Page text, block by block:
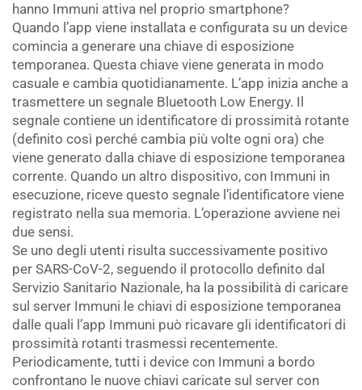
hanno Immuni attiva nel proprio smartphone?
Quando l’app viene installata e configurata su un device
comincia a generare una chiave di esposizione
temporanea. Questa chiave viene generata in modo
casuale e cambia quotidianamente. L’app inizia anche a
trasmettere un segnale Bluetooth Low Energy. Il
segnale contiene un identificatore di prossimità rotante
(definito così perché cambia più volte ogni ora) che
viene generato dalla chiave di esposizione temporanea
corrente. Quando un altro dispositivo, con Immuni in
esecuzione, riceve questo segnale l’identificatore viene
registrato nella sua memoria. L’operazione avviene nei
due sensi.
Se uno degli utenti risulta successivamente positivo
per SARS-CoV-2, seguendo il protocollo definito dal
Servizio Sanitario Nazionale, ha la possibilità di caricare
sul server Immuni le chiavi di esposizione temporanea
dalle quali l’app Immuni può ricavare gli identificatori di
prossimità rotanti trasmessi recentemente.
Periodicamente, tutti i device con Immuni a bordo
confrontano le nuove chiavi caricate sul server con